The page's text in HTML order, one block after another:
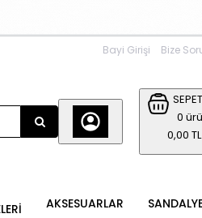
Bayi Girişi Bize
0
0,00 TL
AKSESUARLAR